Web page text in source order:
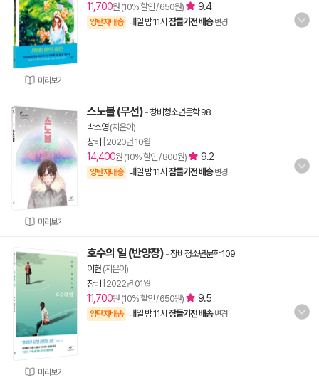
미리보기
11,700원 (10% 할인 / 650원) 9.4
양탄자배송 내일 밤 11시 잠들기전 배송 변경
미리보기
스노볼 (무선) -창비청소년문학 98
박소영(지은이)
창비
2020년 10월
14,400원 (10% 할인 / 800원) 9.2
양탄자배송 내일 밤 11시 잠들기전 배송 변경
미리보기
호수의 일 (반양장) -창비청소년문학 109
이현 (지은이)
창비
2022년 01월
11,700원 (10% 할인 / 650원) 9.5
양탄자배송 내일 밤 11시 잠들기전 배송 변경